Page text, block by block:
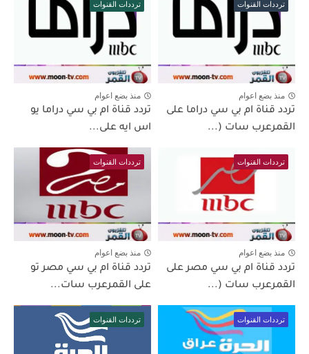
ترددات القنوات
منذ بضع اعوام
تردد قناة ام بي سي دراما على
القمرعرب سات (...
ترددات القنوات
منذ بضع اعوام
تردد قناة ام بي سي دراما يو
اس ايه على...
ترددات القنوات
منذ بضع اعوام
تردد قناة ام بي سي مصر على
القمرعرب سات (...
ترددات القنوات
منذ بضع اعوام
تردد قناة ام بي سي مصر تو
على القمرعرب سات...
ترددات القنوات ترددات القنوات